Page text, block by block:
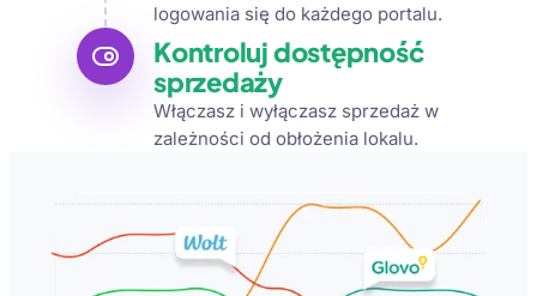
logowania się do każdego portalu.
Kontroluj dostępność
sprzedaży
Włączasz i wyłączasz sprzedaż w
zależności od obłożenia lokalu.